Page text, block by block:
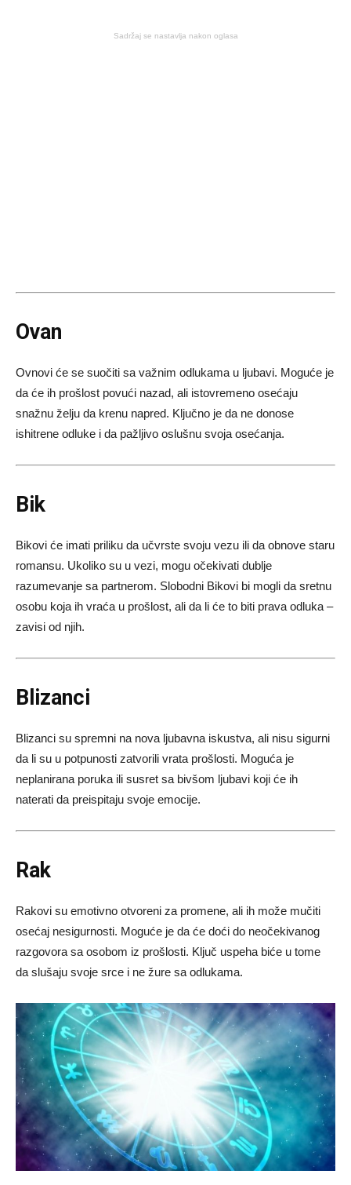
Sadržaj se nastavlja nakon oglasa
Ovan
Ovnovi će se suočiti sa važnim odlukama u ljubavi. Moguće je
da će ih prošlost povući nazad, ali istovremeno osećaju
snažnu želju da krenu napred. Ključno je da ne donose
ishitrene odluke i da pažljivo oslušnu svoja osećanja.
Bik
Bikovi će imati priliku da učvrste svoju vezu ili da obnove staru
romansu. Ukoliko su u vezi, mogu očekivati dublje
razumevanje sa partnerom. Slobodni Bikovi bi mogli da sretnu
osobu koja ih vraća u prošlost, ali da li će to biti prava odluka –
zavisi od njih.
Blizanci
Blizanci su spremni na nova ljubavna iskustva, ali nisu sigurni
da li su u potpunosti zatvorili vrata prošlosti. Moguća je
neplanirana poruka ili susret sa bivšom ljubavi koji će ih
naterati da preispitaju svoje emocije.
Rak
Rakovi su emotivno otvoreni za promene, ali ih može mučiti
osećaj nesigurnosti. Moguće je da će doći do neočekivanog
razgovora sa osobom iz prošlosti. Ključ uspeha biće u tome
da slušaju svoje srce i ne žure sa odlukama.